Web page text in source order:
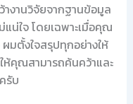
งานวิจัยจากฐานข้อมูล
น่ใจ โดยเฉพาะเมื่อคุณ
มตั้งใจสรุปทุกอย่างให้
ห้คุณสามารถค้นคว้าและ
รับ